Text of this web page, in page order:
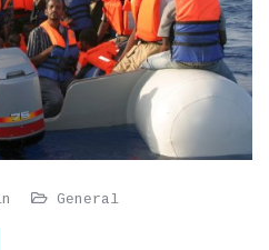
General